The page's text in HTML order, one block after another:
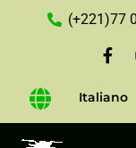
(+221)77
Italiano